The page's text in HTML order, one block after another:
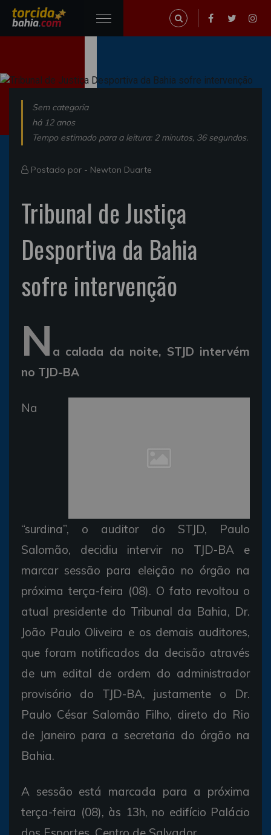
Sem categoria
há 12 anos
Tempo estimado para a leitura: 2 minutos, 36 segundos.
Postado por - Newton Duarte
Tribunal de Justiça
Desportiva da Bahia
sofre intervenção
N a calada da noite, STJD intervém
no TJD-BA
Na
“surdina”, o auditor do STJD, Paulo
Salomão, decidiu intervir no TJD-BA e
marcar sessão para eleição no órgão na
próxima terça-feira (08). O fato revoltou o
atual presidente do Tribunal da Bahia, Dr.
João Paulo Oliveira e os demais auditores,
que foram notificados da decisão através
de um edital de ordem do administrador
provisório do TJD-BA, justamente o Dr.
Paulo César Salomão Filho, direto do Rio
de Janeiro para a secretaria do órgão na
Bahia.
A sessão está marcada para a próxima
terça-feira (08), às 13h, no edifício Palácio